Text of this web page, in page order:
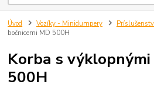
Úvod Vozíky - Minidumpery
bočnicemi MD 500H
Korba s výklopnými
500H